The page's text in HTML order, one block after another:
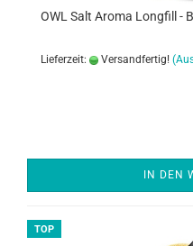
OWL Salt Aroma Longfill -
Lieferzeit: Versandfertig!
IN DEN
TOP